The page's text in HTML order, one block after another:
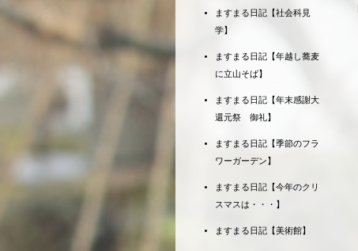
ますまる日記【社会科見
学】
ますまる日記【年越し蕎麦
に立山そば】
ますまる日記【年末感謝大
還元祭 御礼】
ますまる日記【季節のフラ
ワーガーデン】
ますまる日記【今年のクリ
スマスは・・・】
ますまる日記【美術館】